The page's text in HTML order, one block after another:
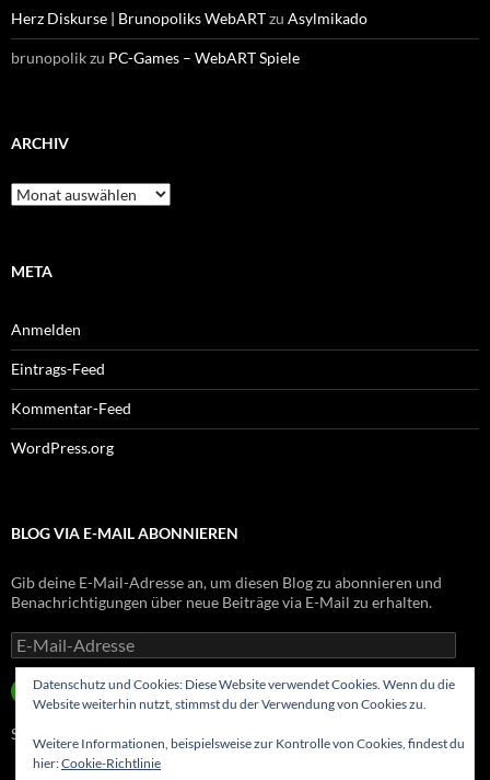
Herz Diskurse | Brunopoliks WebARTzu Asylmikado
brunopolikzu PC-Games – WebART Spiele
ARCHIV
Archiv
META
Anmelden
Eintrags-Feed
Kommentar-Feed
WordPress.org
BLOG VIA E-MAIL ABONNIEREN
Gib deine E-Mail-Adresse an, um diesen Blog zu abonnieren und
Benachrichtigungen über neue Beiträge via E-Mail zu erhalten.
E-
Mail-
Adresse
ABONNIEREN
Schließe dich 8 anderen Abonnenten an
Datenschutz und Cookies: Diese Website verwendet Cookies. Wenn du die
Website weiterhin nutzt, stimmst du der Verwendung von Cookies zu.
Weitere Informationen, beispielsweise zur Kontrolle von Cookies, findest du
hier:Cookie-Richtlinie